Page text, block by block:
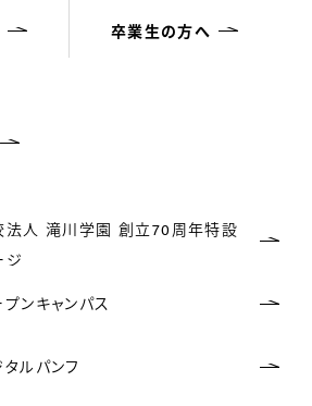
卒業生の方へ
法人 滝川学園 創立70周年特設
ジ
ンキャンパス
ルパンフ